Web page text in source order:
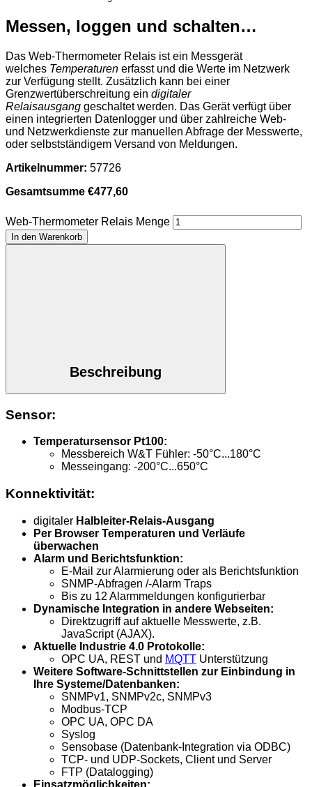
Messen, loggen und schalten…
Das Web-Thermometer Relais ist ein Messgerät
welches Temperaturen erfasst und die Werte im Netzwerk
zur Verfügung stellt. Zusätzlich kann bei einer
Grenzwertüberschreitung ein digitaler
Relaisausgang geschaltet werden. Das Gerät verfügt über
einen integrierten Datenlogger und über zahlreiche Web-
und Netzwerkdienste zur manuellen Abfrage der Messwerte,
oder selbstständigem Versand von Meldungen.
Artikelnummer: 57726
Gesamtsumme €477,60
Web-Thermometer Relais Menge
In den Warenkorb
Beschreibung
Sensor:
Temperatursensor Pt100:
Messbereich W&T Fühler: -50°C...180°C
Messeingang: -200°C...650°C
Konnektivität:
digitaler Halbleiter-Relais-Ausgang
Per Browser Temperaturen und Verläufe
überwachen
Alarm und Berichtsfunktion:
E-Mail zur Alarmierung oder als Berichtsfunktion
SNMP-Abfragen /-Alarm Traps
Bis zu 12 Alarmmeldungen konfigurierbar
Dynamische Integration in andere Webseiten:
Direktzugriff auf aktuelle Messwerte, z.B.
JavaScript (AJAX).
Aktuelle Industrie 4.0 Protokolle:
OPC UA, REST und MQTT Unterstützung
Weitere Software-Schnittstellen zur Einbindung in
Ihre Systeme/Datenbanken:
SNMPv1, SNMPv2c, SNMPv3
Modbus-TCP
OPC UA, OPC DA
Syslog
Sensobase (Datenbank-Integration via ODBC)
TCP- und UDP-Sockets, Client und Server
FTP (Datalogging)
Einsatzmöglichkeiten: